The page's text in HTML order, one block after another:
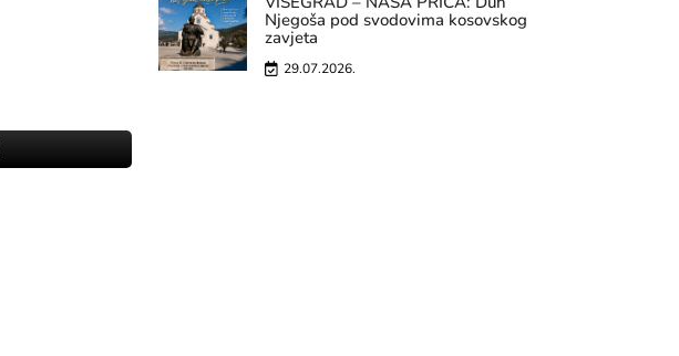
Njegoša pod svodovima kosovskog
zavjeta
29.07.2026.